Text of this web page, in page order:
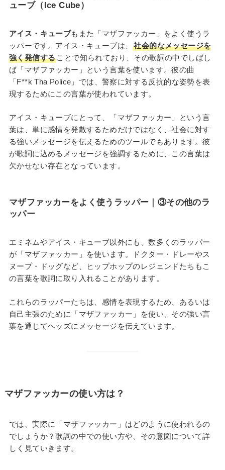
ューブ（Ice Cube）
アイス・キューブもまた「マザファッカー」をよく使うラ
ッパーです。アイス・キューブは、社会的なメッセージを
強く発信する ことで知られており、その歌詞の中でしばし
ば「マザファッカー」という言葉を使います。彼の曲
「F**k Tha Police」では、警察に対する反抗的な姿勢を表
現するためにこの言葉が使われています。
アイス・キューブにとって、「マザファッカー」という言
葉は、単に感情を発散するためだけではなく、社会に対す
る強いメッセージを伝えるためのツールでもあります。彼
が歌詞に込めるメッセージを強調するために、この言葉は
欠かせない存在となっています。
マザファッカーをよく使うラッパー ｜③その他のラ
ッパー
エミネムやアイス・キューブ以外にも、数多くのラッパー
が「マザファッカー」を使います。ドクター・ドレーやス
ヌープ・ドッグなど、ヒップホップのレジェンドたちもこ
の言葉を歌詞に取り入れることがあります。
これらのラッパーたちは、感情を表現するため、あるいは
自己主張のために「マザファッカー」を使い、その強い言
葉を通じてヘッズにメッセージを伝えています。
マザファッカーの使い方は？
では、実際に「マザファッカー」はどのように使われるの
でしょうか？歌詞の中での使い方や、その意図について詳
しく見ていきます。